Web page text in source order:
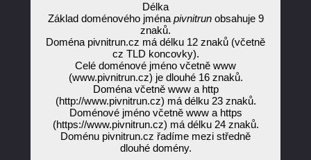
Délka
Základ doménového jména pivnitrunobsahuje 9
znaků.
Doména pivnitrun.cz má délku 12 znaků (včetně
cz TLD koncovky).
Celé doménové jméno včetně www
(www.pivnitrun.cz) je dlouhé 16 znaků.
Doména včetně www a http
(http://www.pivnitrun.cz) má délku 23 znaků.
Doménové jméno včetně www a https
(https://www.pivnitrun.cz) má délku 24 znaků.
Doménu pivnitrun.cz řadíme mezi středně
dlouhé domény.